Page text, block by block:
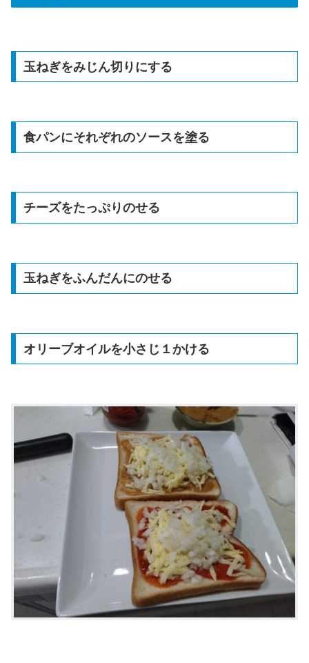
玉ねぎをみじん切りにする
食パンにそれぞれのソースを塗る
チーズをたっぷりのせる
玉ねぎをふんだんにのせる
オリーブオイルを小さじ１かける